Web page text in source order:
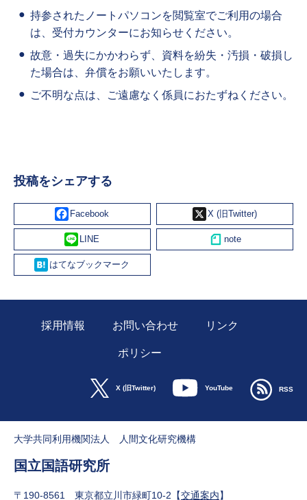
持参されたノートパソコンを閲覧室でご利用の場合
は、受付カウンターにお知らせください。
故意・過失にかかわらず、資料を紛失・汚損・破損し
た場合は、弁償をお願いいたします。
ご不明な点は、ご遠慮なく係員におたずねください。
投稿をシェアする
Facebook X
Line
Hatena
採用情報 お問い合わせ リンク
ポリシー
X (旧Twitter) YouTube RSS
大学共同利用機関法人 人間文化研究機構
国立国語研究所
〒190-8561 東京都立川市緑町10-2【交通案内】